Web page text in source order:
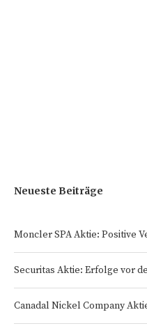
Neueste Beiträge
Moncler SPA Aktie: Positive
Securitas Aktie: Erfolge vor
Canadal Nickel Company